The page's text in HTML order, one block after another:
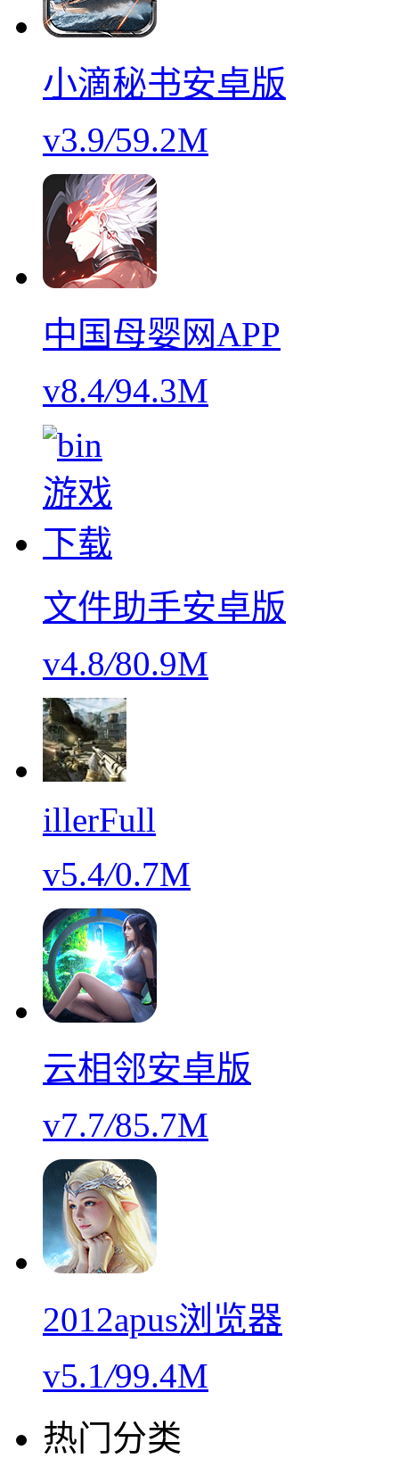
小滴秘书安卓版
v3.9/59.2M
中国母婴网APP
v8.4/94.3M
文件助手安卓版
v4.8/80.9M
illerFull
v5.4/0.7M
云相邻安卓版
v7.7/85.7M
2012apus浏览器
v5.1/99.4M
热门分类